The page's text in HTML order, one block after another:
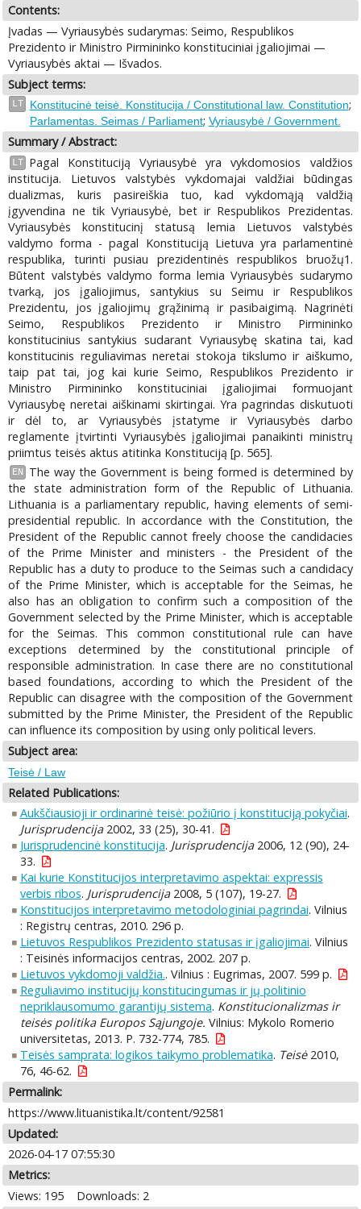
Contents:
Įvadas — Vyriausybės sudarymas: Seimo, Respublikos
Prezidento ir Ministro Pirmininko konstituciniai įgaliojimai —
Vyriausybės aktai — Išvados.
Subject terms:
LT Konstitucinė teisė. Konstitucija / Constitutional law. Constitution;
Parlamentas. Seimas / Parliament; Vyriausybė / Government.
Summary / Abstract:
LT
Pagal Konstituciją Vyriausybė yra vykdomosios valdžios
institucija. Lietuvos valstybės vykdomajai valdžiai būdingas
dualizmas, kuris pasireiškia tuo, kad vykdomąją valdžią
įgyvendina ne tik Vyriausybė, bet ir Respublikos Prezidentas.
Vyriausybės konstitucinį statusą lemia Lietuvos valstybės
valdymo forma - pagal Konstituciją Lietuva yra parlamentinė
respublika, turinti pusiau prezidentinės respublikos bruožų1.
Būtent valstybės valdymo forma lemia Vyriausybės sudarymo
tvarką, jos įgaliojimus, santykius su Seimu ir Respublikos
Prezidentu, jos įgaliojimų grąžinimą ir pasibaigimą. Nagrinėti
Seimo, Respublikos Prezidento ir Ministro Pirmininko
konstitucinius santykius sudarant Vyriausybę skatina tai, kad
konstitucinis reguliavimas neretai stokoja tikslumo ir aiškumo,
taip pat tai, jog kai kurie Seimo, Respublikos Prezidento ir
Ministro Pirmininko konstituciniai įgaliojimai formuojant
Vyriausybę neretai aiškinami skirtingai. Yra pagrindas diskutuoti
ir dėl to, ar Vyriausybės įstatyme ir Vyriausybės darbo
reglamente įtvirtinti Vyriausybės įgaliojimai panaikinti ministrų
priimtus teisės aktus atitinka Konstituciją [p. 565].
EN
The way the Government is being formed is determined by
the state administration form of the Republic of Lithuania.
Lithuania is a parliamentary republic, having elements of semi-
presidential republic. In accordance with the Constitution, the
President of the Republic cannot freely choose the candidacies
of the Prime Minister and ministers - the President of the
Republic has a duty to produce to the Seimas such a candidacy
of the Prime Minister, which is acceptable for the Seimas, he
also has an obligation to confirm such a composition of the
Government selected by the Prime Minister, which is acceptable
for the Seimas. This common constitutional rule can have
exceptions determined by the constitutional principle of
responsible administration. In case there are no constitutional
based foundations, according to which the President of the
Republic can disagree with the composition of the Government
submitted by the Prime Minister, the President of the Republic
can influence its composition by using only political levers.
Subject area:
Teisė / Law
Related Publications:
Aukščiausioji ir ordinarinė teisė: požiūrio į konstituciją pokyčiai.
Jurisprudencija2002, 33 (25), 30-41.
Jurisprudencinė konstitucija. Jurisprudencija2006, 12 (90), 24-
33.
Kai kurie Konstitucijos interpretavimo aspektai: expressis
verbis ribos. Jurisprudencija2008, 5 (107), 19-27.
Konstitucijos interpretavimo metodologiniai pagrindai. Vilnius
: Registrų centras, 2010. 296 p.
Lietuvos Respublikos Prezidento statusas ir įgaliojimai. Vilnius
: Teisinės informacijos centras, 2002. 207 p.
Lietuvos vykdomoji valdžia.. Vilnius : Eugrimas, 2007. 599 p.
Reguliavimo institucijų konstitucingumas ir jų politinio
nepriklausomumo garantijų sistema. Konstitucionalizmas ir
teisės politika Europos Sąjungoje. Vilnius: Mykolo Romerio
universitetas, 2013. P. 732-774, 785.
Teisės samprata: logikos taikymo problematika. Teisė2010,
76, 46-62.
Permalink:
https://www.lituanistika.lt/content/92581
Updated:
2026-04-17 07:55:30
Metrics:
Views: 195
Downloads: 2